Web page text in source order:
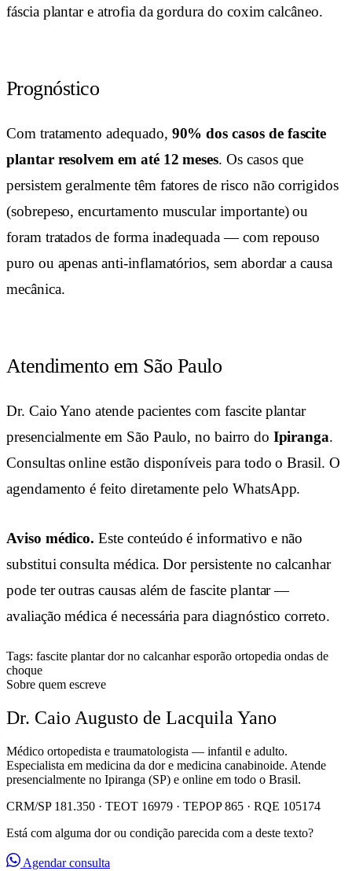
fáscia plantar e atrofia da gordura do coxim calcâneo.
Prognóstico
Com tratamento adequado, 90% dos casos de fascite
plantar resolvem em até 12 meses. Os casos que
persistem geralmente têm fatores de risco não corrigidos
(sobrepeso, encurtamento muscular importante) ou
foram tratados de forma inadequada — com repouso
puro ou apenas anti-inflamatórios, sem abordar a causa
mecânica.
Atendimento em São Paulo
Dr. Caio Yano atende pacientes com fascite plantar
presencialmente em São Paulo, no bairro do Ipiranga.
Consultas online estão disponíveis para todo o Brasil. O
agendamento é feito diretamente pelo WhatsApp.
Aviso médico. Este conteúdo é informativo e não
substitui consulta médica. Dor persistente no calcanhar
pode ter outras causas além de fascite plantar —
avaliação médica é necessária para diagnóstico correto.
Tags: fascite plantardor no calcanharesporão ortopedia ondas de
choque
Sobre quem escreve
Dr. Caio Augusto de Lacquila Yano
Médico ortopedista e traumatologista — infantil e adulto.
Especialista em medicina da dor e medicina canabinoide. Atende
presencialmente no Ipiranga (SP) e online em todo o Brasil.
CRM/SP 181.350 · TEOT 16979 · TEPOP 865 · RQE 105174
Está com alguma dor ou condição parecida com a deste texto?
Agendar consulta